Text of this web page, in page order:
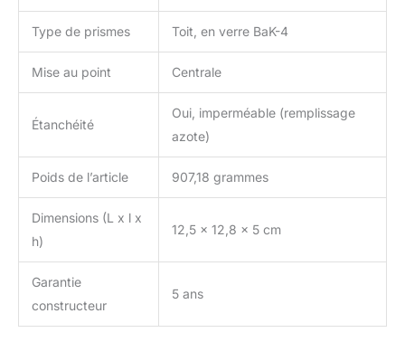
Type de prismes Toit, en verre BaK-4
Mise au point Centrale
Étanchéité
Oui, imperméable (remplissage
azote)
Poids de l’article 907,18 grammes
Dimensions (L x l x
h)
12,5 x 12,8 x 5 cm
Garantie
constructeur
5 ans